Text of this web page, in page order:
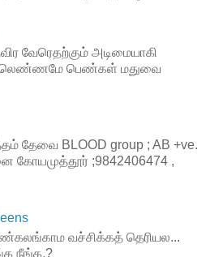
அடிமையாகி
பெண்கள் மதுவை
தேவை BLOOD group ; AB +ve.
கோயமுத்தூர் ;9842406474 ,
வச்சிக்கத் தெரியல...
நீங்க.?